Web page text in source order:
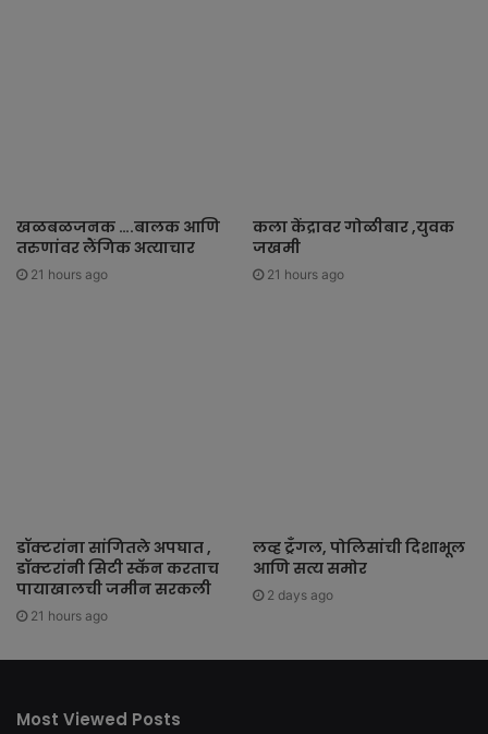
खळबळजनक ….बालक आणि
तरुणांवर लैंगिक अत्याचार
21 hours ago
कला केंद्रावर गोळीबार ,युवक
जखमी
21 hours ago
डॉक्टरांना सांगितले अपघात ,
डॉक्टरांनी सिटी स्कॅन करताच
पायाखालची जमीन सरकली
21 hours ago
लव्ह ट्रँगल, पोलिसांची दिशाभूल
आणि सत्य समोर
2 days ago
Most Viewed Posts